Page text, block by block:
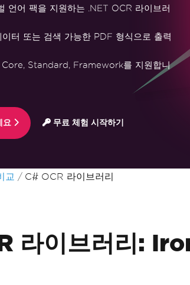
언어 팩을 지원하는 .NET OCR 라이브러
이터 또는 검색 가능한 PDF 형식으로 출력
Core, Standard, Framework를 지원합니
요 무료 체험 시작하기
교 C# OCR 라이브러리
라이브러리: